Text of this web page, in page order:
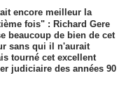
encore meilleur la
fois" : Richard Gere
beaucoup de bien de cet
sans qui il n'aurait
tourné cet excellent
judiciaire des années 90